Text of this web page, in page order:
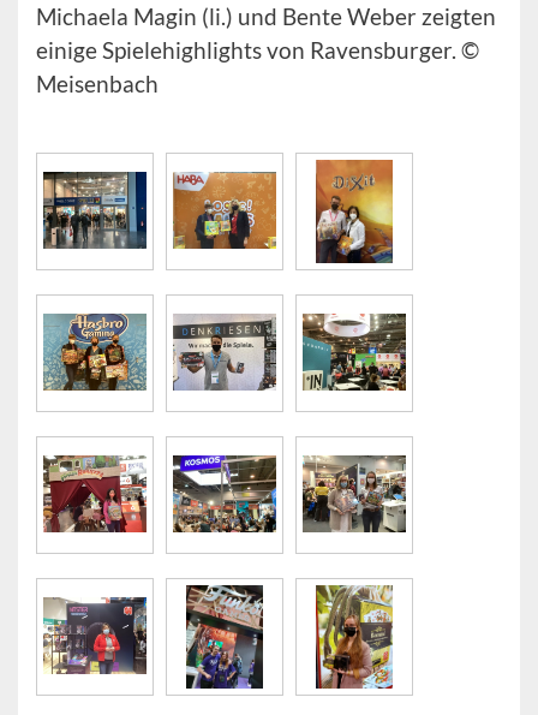
Michaela Magin (li.) und Bente Weber zeigten
einige Spielehighlights von Ravensburger. ©
Meisenbach